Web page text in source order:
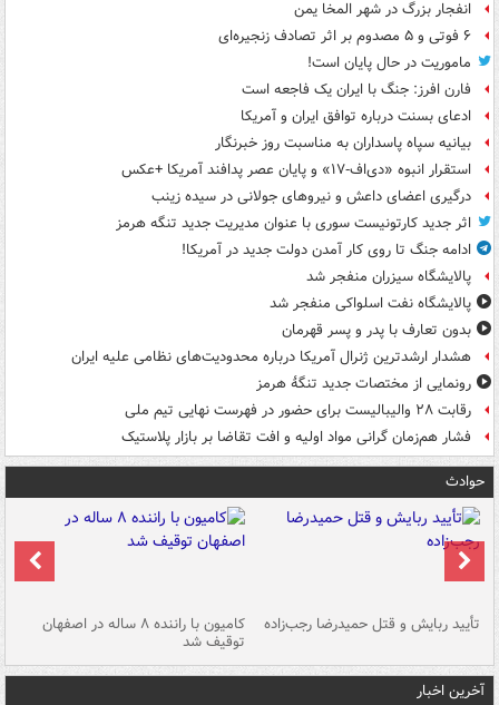
انفجار بزرگ در شهر المخا یمن
۶ فوتی و ۵ مصدوم بر اثر تصادف زنجیره‌ای
ماموریت در حال پایان است!
فارن افرز: جنگ با ایران یک فاجعه است
ادعای بسنت درباره توافق ایران و آمریکا
بیانیه سپاه پاسداران به مناسبت روز خبرنگار
استقرار انبوه «دی‌اف‑۱۷» و پایان عصر پدافند آمریکا +عکس
درگیری اعضای داعش و نیروهای جولانی در سیده زینب
اثر جدید کارتونیست سوری با عنوان مدیریت جدید تنگه هرمز
ادامه جنگ تا روی کار آمدن دولت جدید در آمریکا!
پالایشگاه سیزران منفجر شد
پالایشگاه نفت اسلواکی منفجر شد
بدون تعارف با پدر و پسر قهرمان
هشدار ارشدترین ژنرال آمریکا درباره محدودیت‌های نظامی علیه ایران
رونمایی از مختصات جدید تنگۀ هرمز
رقابت ۲۸ والیبالیست برای حضور در فهرست نهایی تیم ملی
فشار هم‌زمان گرانی مواد اولیه و افت تقاضا بر بازار پلاستیک
حوادث
تأیید ربایش و قتل حمیدرضا رجب‌زاده کامیون با راننده ۸ ساله در اصفهان
توقیف شد
آخرین اخبار